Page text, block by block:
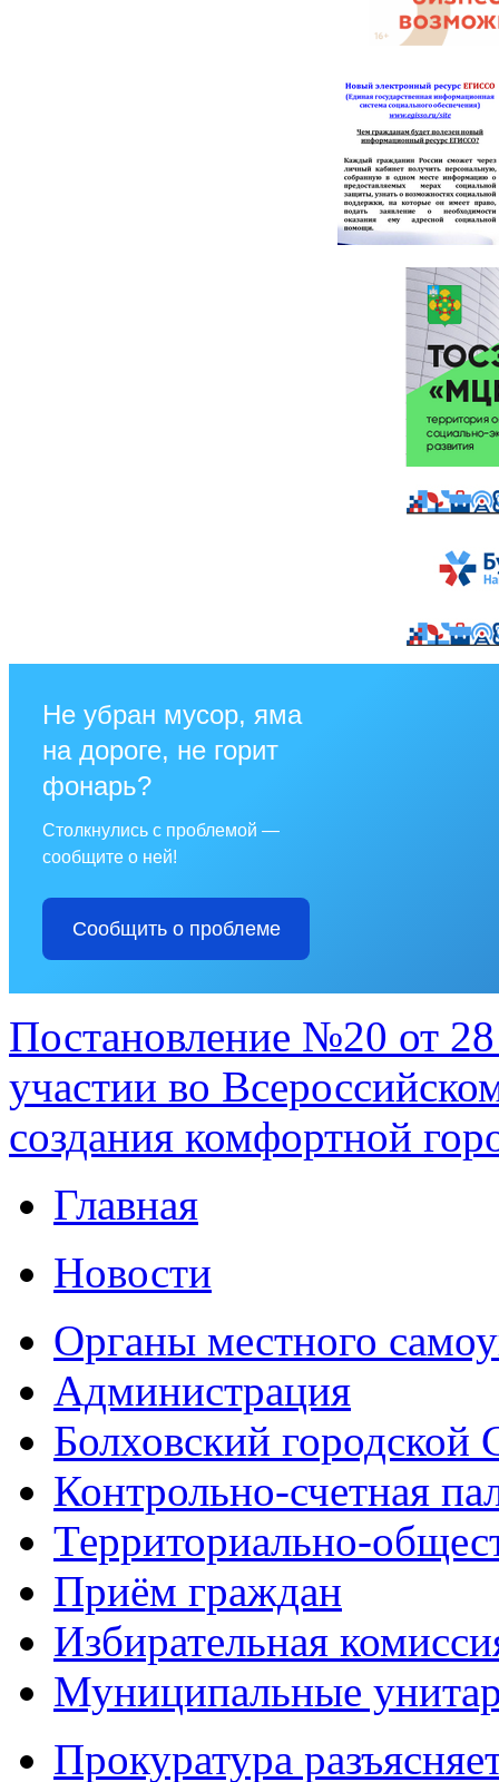
Не убран мусор, яма
на дороге, не горит
фонарь?
Столкнулись с проблемой —
сообщите о ней!
Сообщить о проблеме
Постановление №20 от
участии во
создания комфортной
Главная
Новости
Органы местного
Администрация
Болховский городской
Контрольно-счетная
Территориально-
Приём граждан
Избирательная
Муниципальные
Прокуратура